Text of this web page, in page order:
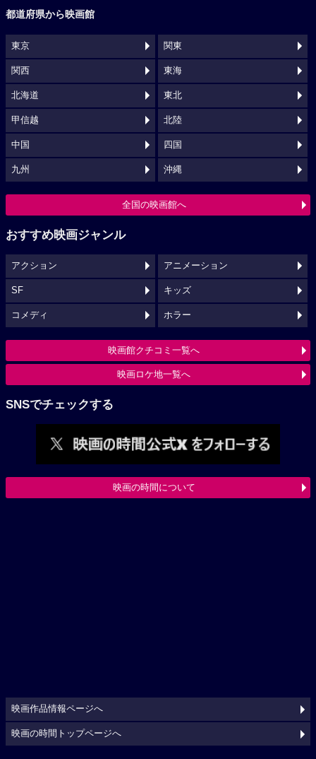
都道府県から映画館
東京 関東
関西 東海
北海道 東北
甲信越 北陸
中国 四国
九州 沖縄
全国の映画館へ
おすすめ映画ジャンル
アクション アニメーション
SF キッズ
コメディ ホラー
映画館クチコミ一覧へ
映画ロケ地一覧へ
SNSでチェックする
映画の時間について
映画作品情報ページへ
映画の時間トップページへ